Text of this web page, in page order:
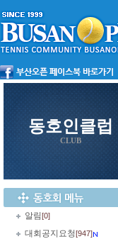
동호인클럽
CLUB
알림[0]
대회공지요청[947]